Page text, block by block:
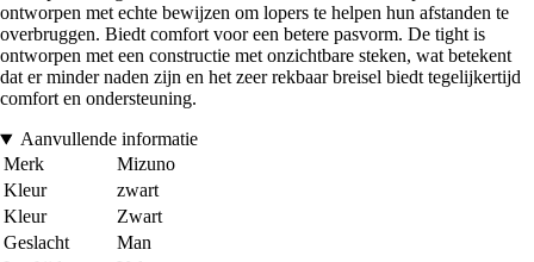
ontworpen met echte bewijzen om lopers te helpen hun afstanden te
overbruggen. Biedt comfort voor een betere pasvorm. De tight is
ontworpen met een constructie met onzichtbare steken, wat betekent
dat er minder naden zijn en het zeer rekbaar breisel biedt tegelijkertijd
comfort en ondersteuning.
Aanvullende informatie
Merk
Mizuno
Kleur
zwart
Kleur
Zwart
Geslacht
Man